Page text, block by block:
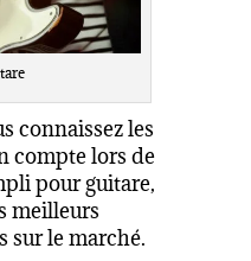
connaissez les
compte lors de
pour guitare,
meilleurs
sur le marché.